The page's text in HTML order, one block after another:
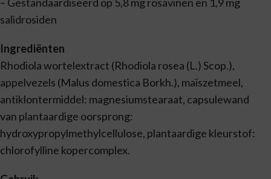
salidrosiden
Ingrediënten
Rhodiola wortelextract (Rhodiola rosea (L.) Scop.),
appelvezels (Malus domestica Borkh.), maïszetmeel,
antiklontermiddel: magnesiumstearaat, capsulewand
van plantaardige oorsprong:
hydroxypropylmethylcellulose, plantaardige kleurstof:
chlorofylline kopercomplex.